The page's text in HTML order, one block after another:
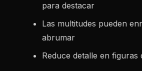
para destacar
Las multitudes pueden
abrumar
Reduce detalle en figuras